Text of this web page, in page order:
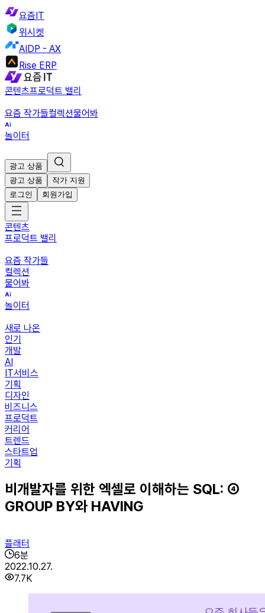
요즘IT
위시켓
AIDP - AX
Rise ERP
콘텐츠프로덕트 밸리
요즘 작가들컬렉션물어봐
놀이터
광고 상품
광고 상품
작가 지원
로그인
회원가입
콘텐츠
프로덕트 밸리
요즘 작가들
컬렉션
물어봐
놀이터
새로 나온
인기
개발
AI
IT서비스
기획
디자인
비즈니스
프로덕트
커리어
트렌드
스타트업
기획
비개발자를 위한 엑셀로 이해하는 SQL: ④
GROUP BY와 HAVING
플래터
6분
2022.10.27.
7.7K